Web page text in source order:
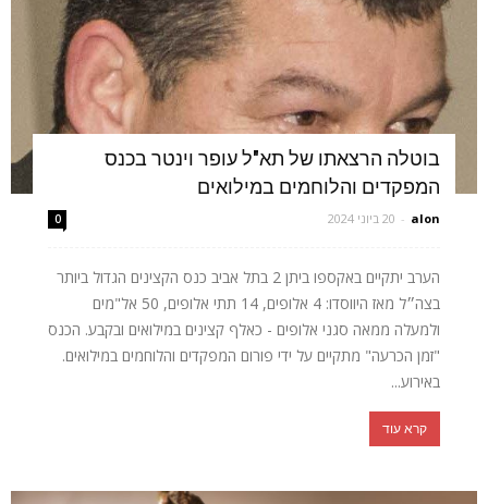
בוטלה הרצאתו של תא"ל עופר וינטר בכנס
המפקדים והלוחמים במילואים
alon
- 20 ביוני 2024 0
הערב יתקיים באקספו ביתן 2 בתל אביב כנס הקצינים הגדול ביותר
בצה״ל מאז היווסדו: 4 אלופים, 14 תתי אלופים, 50 אל"מים
ולמעלה ממאה סגני אלופים - כאלף קצינים במילואים ובקבע. הכנס
"זמן הכרעה" מתקיים על ידי פורום המפקדים והלוחמים במילואים.
באירוע...
קרא עוד